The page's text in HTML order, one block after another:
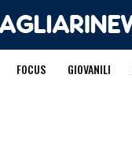
FOCUS GIOVANILI